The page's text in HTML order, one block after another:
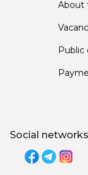
About
Public
Social networks